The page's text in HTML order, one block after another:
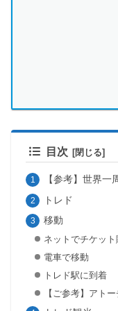
目次
【参考】世界一
トレド
移動
ネットでチケット
電車で移動
トレド駅に到着
【ご参考】アト